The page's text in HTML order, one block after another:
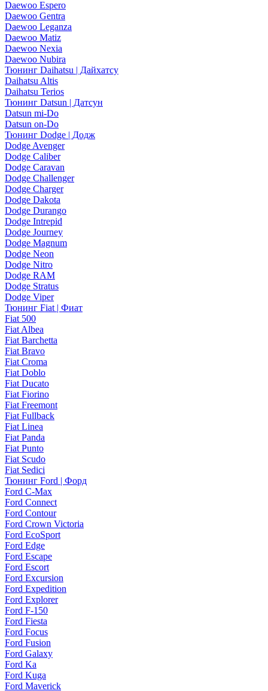
Daewoo Espero
Daewoo Gentra
Daewoo Leganza
Daewoo Matiz
Daewoo Nexia
Daewoo Nubira
Тюнинг Daihatsu | Дайхатсу
Daihatsu Altis
Daihatsu Terios
Тюнинг Datsun | Датсун
Datsun mi-Do
Datsun on-Do
Тюнинг Dodge | Додж
Dodge Avenger
Dodge Caliber
Dodge Caravan
Dodge Challenger
Dodge Charger
Dodge Dakota
Dodge Durango
Dodge Intrepid
Dodge Journey
Dodge Magnum
Dodge Neon
Dodge Nitro
Dodge RAM
Dodge Stratus
Dodge Viper
Тюнинг Fiat | Фиат
Fiat 500
Fiat Albea
Fiat Barchetta
Fiat Bravo
Fiat Croma
Fiat Doblo
Fiat Ducato
Fiat Fiorino
Fiat Freemont
Fiat Fullback
Fiat Linea
Fiat Panda
Fiat Punto
Fiat Scudo
Fiat Sedici
Тюнинг Ford | Форд
Ford C-Max
Ford Connect
Ford Contour
Ford Crown Victoria
Ford EcoSport
Ford Edge
Ford Escape
Ford Escort
Ford Excursion
Ford Expedition
Ford Explorer
Ford F-150
Ford Fiesta
Ford Focus
Ford Fusion
Ford Galaxy
Ford Ka
Ford Kuga
Ford Maverick